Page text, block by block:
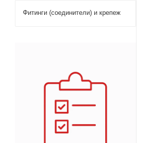
Фитинги (соединители) и крепеж